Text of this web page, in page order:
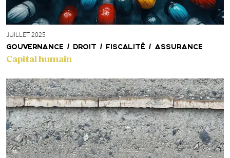
JUILLET 2025
GOUVERNANCE / DROIT / FISCALITÉ / ASSURANCE
Capital humain